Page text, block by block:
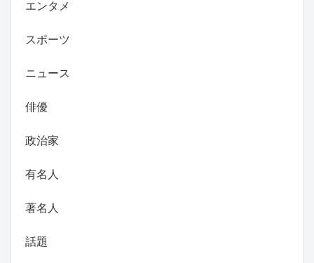
エンタメ
スポーツ
ニュース
俳優
政治家
有名人
著名人
話題